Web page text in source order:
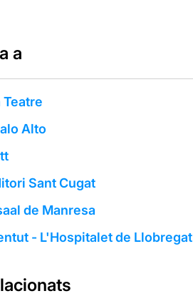
a
Alto
Sant Cugat
de Manresa
- L'Hospitalet de Llobregat